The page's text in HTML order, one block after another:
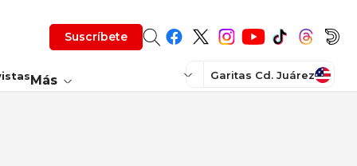
Suscríbete
Más Garitas Cd. Juárez